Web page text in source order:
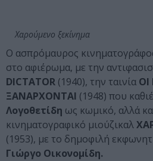
Χαρούμενο ξεκίνημα
Ο ασπρόμαυρος
στο αφιέρωμα, με την
DICTATOR (1940), την ταινία
ΞΑΝΑΡΧΟΝΤΑΙ (1948) που
Λογοθετίδη ως κωμικό, αλλά
κινηματογραφικό μιούζικαλ
(1953), με το δημοφιλή
Γιώργο Οικονομίδη.